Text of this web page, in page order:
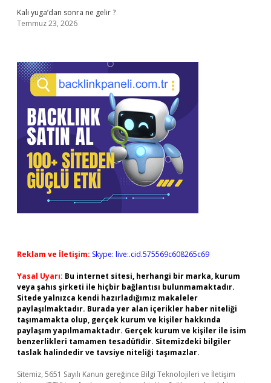
Kali yuga’dan sonra ne gelir ?
Temmuz 23, 2026
Reklam ve İletişim: Skype: live:.cid.575569c608265c69
Yasal Uyarı: Bu internet sitesi, herhangi bir marka, kurum
veya şahıs şirketi ile hiçbir bağlantısı bulunmamaktadır.
Sitede yalnızca kendi hazırladığımız makaleler
paylaşılmaktadır. Burada yer alan içerikler haber niteliği
taşımamakta olup, gerçek kurum ve kişiler hakkında
paylaşım yapılmamaktadır. Gerçek kurum ve kişiler ile isim
benzerlikleri tamamen tesadüfidir. Sitemizdeki bilgiler
taslak halindedir ve tavsiye niteliği taşımazlar.
Sitemiz, 5651 Sayılı Kanun gereğince Bilgi Teknolojileri ve İletişim